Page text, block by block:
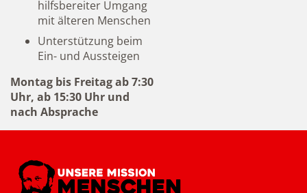
hilfsbereiter Umgang
mit älteren Menschen
Unterstützung beim
Ein- und Aussteigen
Montag bis Freitag ab 7:30
Uhr, ab 15:30 Uhr und
nach Absprache